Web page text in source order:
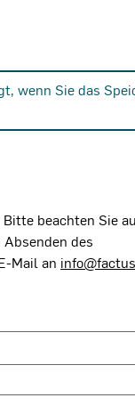
wenn Sie das
beachten Sie
des
Mail an